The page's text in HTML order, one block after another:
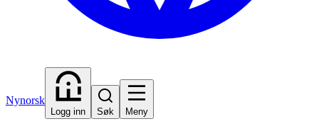
Nynorsk
Logg inn Søk Meny